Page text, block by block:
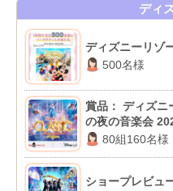
ディ
ディズニーリゾ
500名様
賞品： ディズニ
の夜の音楽会
80組160名様
ショープレビュ